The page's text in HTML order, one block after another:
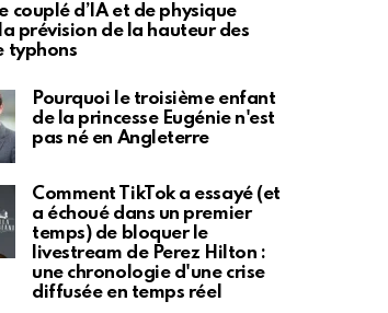
couplé d’IA et de physique
prévision de la hauteur des
typhons
Pourquoi le troisième enfant
de la princesse Eugénie n'est
pas né en Angleterre
Comment TikTok a essayé (et
a échoué dans un premier
temps) de bloquer le
livestream de Perez Hilton :
une chronologie d'une crise
diffusée en temps réel